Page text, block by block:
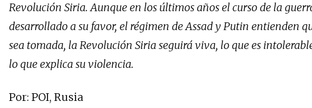
Revolución Siria. Aunque en los últimos años el curso de la
desarrollado a su favor, el régimen de Assad y Putin entienden
sea tomada, la Revolución Siria seguirá viva, lo que es
lo que explica su violencia.
Por: POI, Rusia